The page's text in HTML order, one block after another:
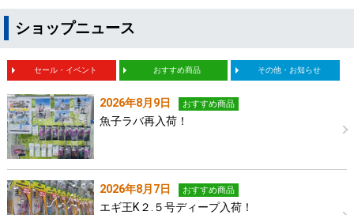
ショップニュース
セール・イベント おすすめ商品 その他・お知らせ
2026年8月9日 おすすめ商品
魚子ラバ再入荷！
2026年8月7日 おすすめ商品
エギ王K２.５号ディープ入荷！